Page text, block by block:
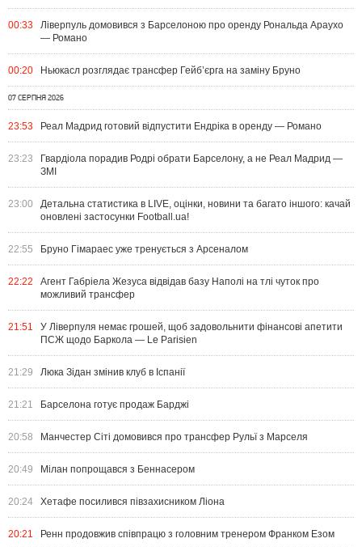
00:33
Ліверпуль домовився з Барселоною про оренду Рональда Араухо
— Романо
00:20 Ньюкасл розглядає трансфер Гейб’єрга на заміну Бруно
07 СЕРПНЯ 2026
23:53 Реал Мадрид готовий відпустити Ендріка в оренду — Романо
23:23
Гвардіола порадив Родрі обрати Барселону, а не Реал Мадрид —
ЗМІ
23:00
Детальна статистика в LIVE, оцінки, новини та багато іншого: качай
оновлені застосунки Football.ua!
22:55 Бруно Гімараес уже тренується з Арсеналом
22:22
Агент Габріела Жезуса відвідав базу Наполі на тлі чуток про
можливий трансфер
21:51
У Ліверпуля немає грошей, щоб задовольнити фінансові апетити
ПСЖ щодо Баркола — Le Parisien
21:29 Люка Зідан змінив клуб в Іспанії
21:21 Барселона готує продаж Барджі
20:58 Манчестер Сіті домовився про трансфер Рульї з Марселя
20:49 Мілан попрощався з Беннасером
20:24 Хетафе посилився півзахисником Ліона
20:21 Ренн продовжив співпрацю з головним тренером Франком Езом